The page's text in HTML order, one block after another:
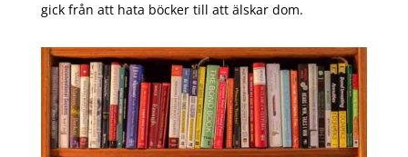
gick från att hata böcker till att älskar dom.